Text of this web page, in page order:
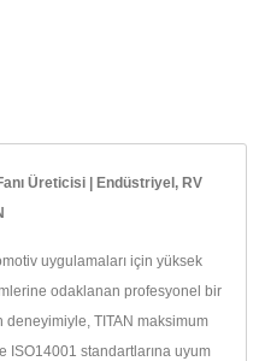
Üreticisi | Endüstriyel, RV
uygulamaları için yüksek
odaklanan profesyonel bir
deneyimiyle, TITAN maksimum
ISO14001 standartlarına uyum